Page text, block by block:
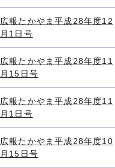
広報たかやま平成28年度12
月1日号
広報たかやま平成28年度11
月15日号
広報たかやま平成28年度11
月1日号
広報たかやま平成28年度10
月15日号